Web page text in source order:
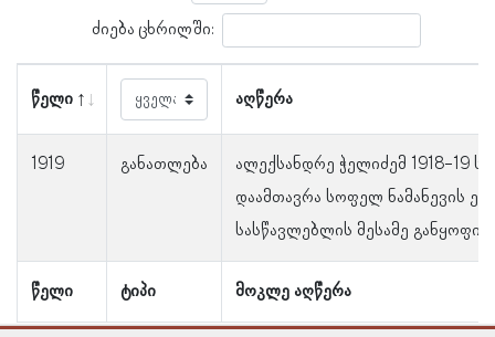
ძიება ცხრილში:
წელი აღწერა
წელი ტიპი მოკლე აღწერა
1919 განათლება
ალექსანდრე ჭელიძემ 1918-19
დაამთავრა სოფელ ნამანევის
სასწავლებლის მესამე